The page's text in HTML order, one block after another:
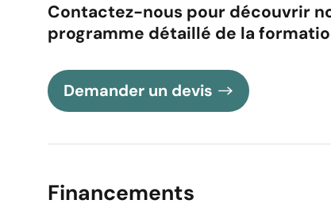
Contactez-nous pour découvrir
programme détaillé de la
Demander un devis
Financements